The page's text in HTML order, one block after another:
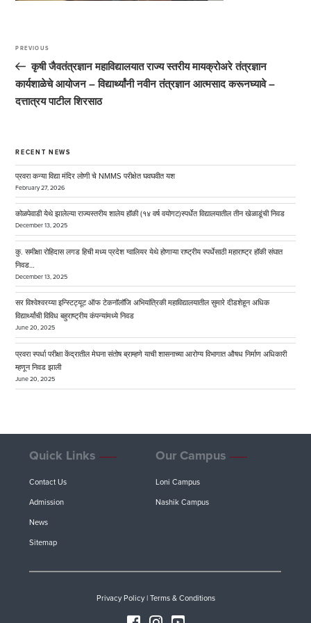
navigation
Previous
Post
PREVIOUS
कृषी जैवतंत्रज्ञान महाविद्यालयात राज्य स्तरीय मायक्रोअरे तंत्रज्ञान
कार्यशाळेचे आयोजन – विद्यार्थ्यांनी नवीन तंत्रज्ञान आत्मसाद करूनघ्यावे –
दत्तात्रय पाटील शिरसाठ
RECENT NEWS
प्रवरा कन्या विद्या मंदिर लोणी चे NMMS परीक्षेत घवघवीत यश
February 27, 2026
कोळपेवाडी येथे झालेल्या राज्यस्तरीय शालेय हॉकी (१४ वर्ष वयोगट)स्पर्धेत विद्यालयातील तीन खेळाडूंची निवड
December 13, 2025
कु. समीक्षा रोहिदास लगड हिची मध्य प्रदेश ग्वालियर येथे होणाऱ्या राष्ट्रीय स्पर्धेसाठी महाराष्ट्र हॉकी संघात
निवड…
December 13, 2025
सर विश्वेश्वरय्या इन्स्टिट्यूट ऑफ टेकनॉलॉजि अभियांत्रिकी महाविद्यालयातील सुमारे दीडशेहून अधिक
विद्यार्थ्यांची विविध बहुराष्ट्रीय कंपन्यांमध्ये निवड
June 20, 2025
प्रवरा स्पर्धा परीक्षा केंद्रातील मेघना संतोष ब्राम्हणे याची शासनाच्या आरोग्य विभागात औषध निर्माण अधिकारी
म्हणून निवड झाली
June 20, 2025
Quick Links
Contact Us
Admission
News
Sitemap
Our Campus
Loni Campus
Nashik Campus
Privacy Policy| Terms & Conditions